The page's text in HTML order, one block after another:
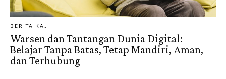
BERITA KAJ
Warsen dan Tantangan Dunia Digital:
Belajar Tanpa Batas, Tetap Mandiri, Aman,
dan Terhubung